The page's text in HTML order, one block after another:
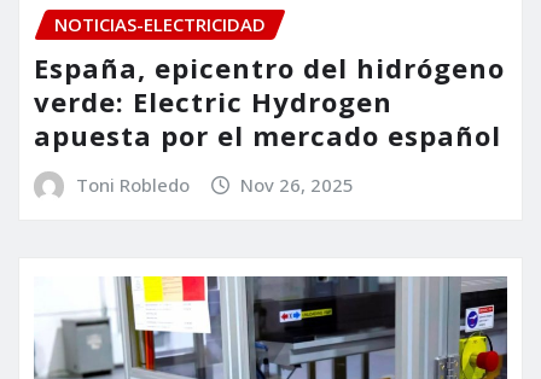
NOTICIAS-ELECTRICIDAD
España, epicentro del hidrógeno
verde: Electric Hydrogen
apuesta por el mercado español
Toni Robledo Nov 26, 2025